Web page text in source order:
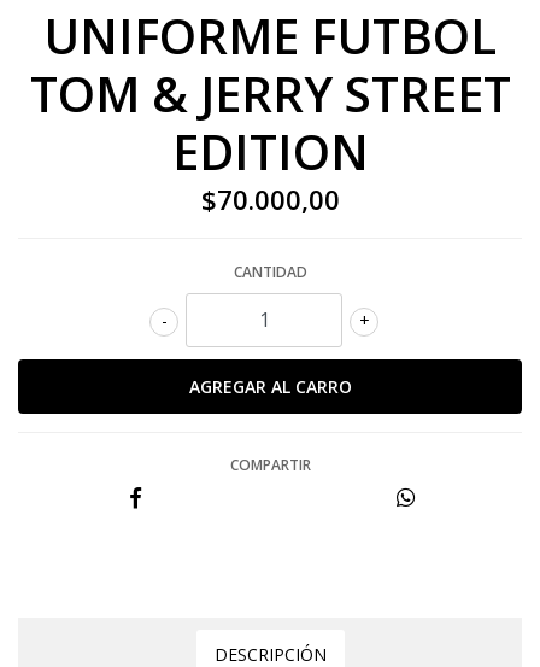
UNIFORME FUTBOL
TOM & JERRY STREET
EDITION
$70.000,00
CANTIDAD
+
-
COMPARTIR
DESCRIPCIÓN